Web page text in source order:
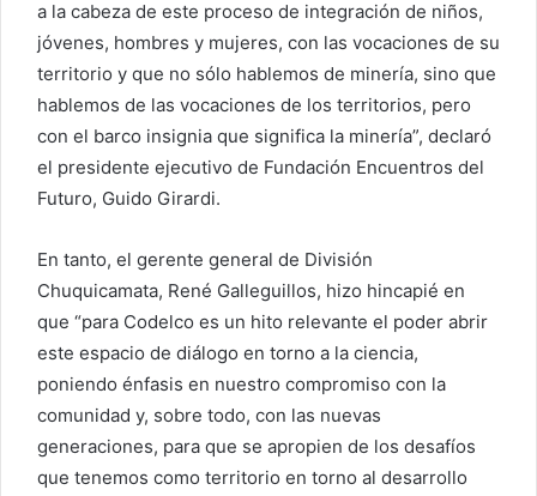
a la cabeza de este proceso de integración de niños,
jóvenes, hombres y mujeres, con las vocaciones de su
territorio y que no sólo hablemos de minería, sino que
hablemos de las vocaciones de los territorios, pero
con el barco insignia que significa la minería”, declaró
el presidente ejecutivo de Fundación Encuentros del
Futuro, Guido Girardi.
En tanto, el gerente general de División
Chuquicamata, René Galleguillos, hizo hincapié en
que “para Codelco es un hito relevante el poder abrir
este espacio de diálogo en torno a la ciencia,
poniendo énfasis en nuestro compromiso con la
comunidad y, sobre todo, con las nuevas
generaciones, para que se apropien de los desafíos
que tenemos como territorio en torno al desarrollo